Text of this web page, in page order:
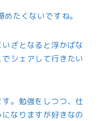
たくないですね。
ざとなると浮かばな
シェアして行きたい
。勉強をしつつ、仕
なりますが好きなの